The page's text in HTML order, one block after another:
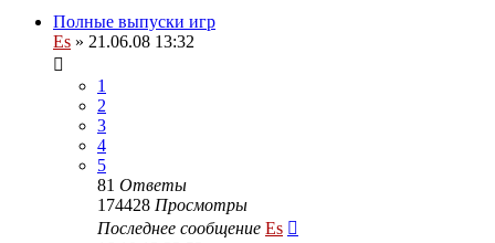
Полные выпуски игр
Es » 21.06.08 13:32
1
2
3
4
5
81 Ответы
174428 Просмотры
Последнее сообщение Es